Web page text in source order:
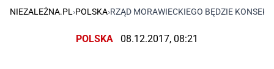
NIEZALEŻNA.PL ›POLSKA›RZĄD MORAWIECKIEGO BĘDZIE
POLSKA 08.12.2017, 08:21